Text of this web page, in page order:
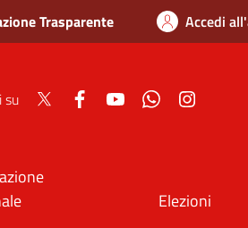
Trasparente Accedi
su Twitter FacebookYoutube Whatsapp
Elezioni